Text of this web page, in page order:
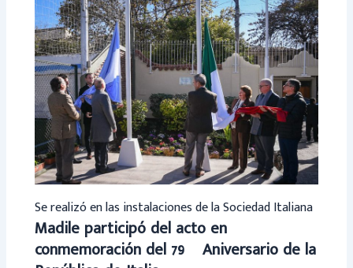
Se realizó en las instalaciones de la Sociedad Italiana
Madile participó del acto en
conmemoración del 79º Aniversario de la